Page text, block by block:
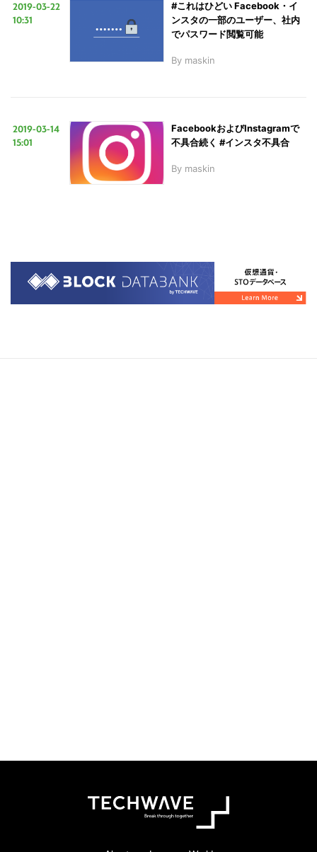
2019-03-22
10:31
#これはひどい Facebook・イ
ンスタの一部のユーザー、社内
でパスワード閲覧可能
By maskin
2019-03-14
15:01
FacebookおよびInstagramで
不具合続く #インスタ不具合
By maskin